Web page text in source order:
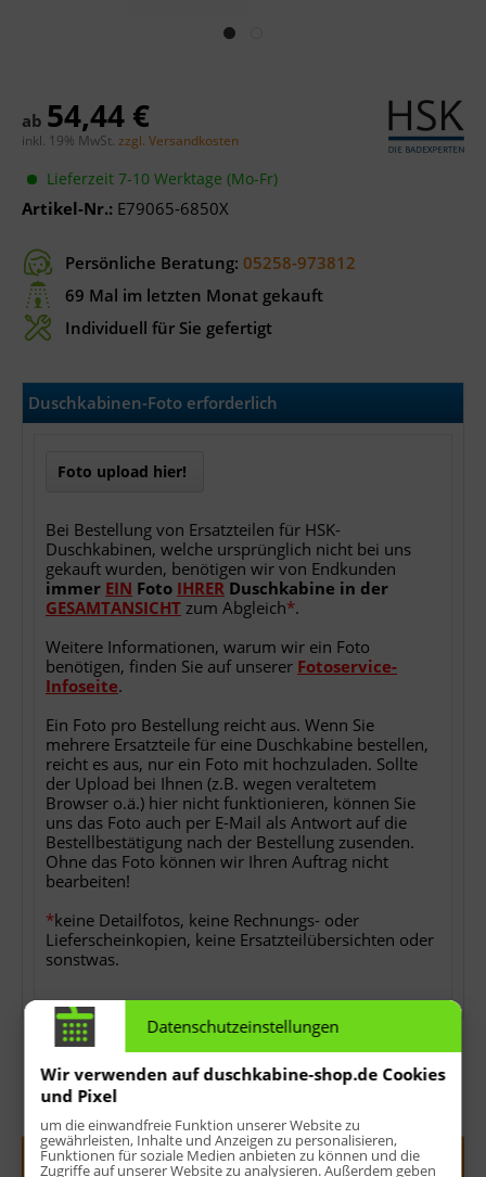
ab 54,44 €
inkl. 19% MwSt. zzgl. Versandkosten
Lieferzeit 7-10 Werktage (Mo-Fr)
Artikel-Nr.: E79065-6850X
Persönliche Beratung: 05258-973812
69 Mal im letzten Monat gekauft
Individuell für Sie gefertigt
Duschkabinen-Foto erforderlich
Foto upload hier!
Bei Bestellung von Ersatzteilen für HSK-
Duschkabinen, welche ursprünglich nicht bei uns
gekauft wurden, benötigen wir von Endkunden
immer EIN Foto IHRER Duschkabine in der
GESAMTANSICHT zum Abgleich*.
Weitere Informationen, warum wir ein Foto
benötigen, finden Sie auf unserer Fotoservice-
Infoseite.
Ein Foto pro Bestellung reicht aus. Wenn Sie
mehrere Ersatzteile für eine Duschkabine bestellen,
reicht es aus, nur ein Foto mit hochzuladen. Sollte
der Upload bei Ihnen (z.B. wegen veraltetem
Browser o.ä.) hier nicht funktionieren, können Sie
uns das Foto auch per E-Mail als Antwort auf die
Bestellbestätigung nach der Bestellung zusenden.
Ohne das Foto können wir Ihren Auftrag nicht
bearbeiten!
*keine Detailfotos, keine Rechnungs- oder
Lieferscheinkopien, keine Ersatzteilübersichten oder
sonstwas.
In denWarenkorb
Datenschutzeinstellungen
Wir verwenden auf duschkabine-shop.de Cookies
und Pixel
um die einwandfreie Funktion unserer Website zu
gewährleisten, Inhalte und Anzeigen zu personalisieren,
Funktionen für soziale Medien anbieten zu können und die
Zugriffe auf unserer Website zu analysieren. Außerdem geben